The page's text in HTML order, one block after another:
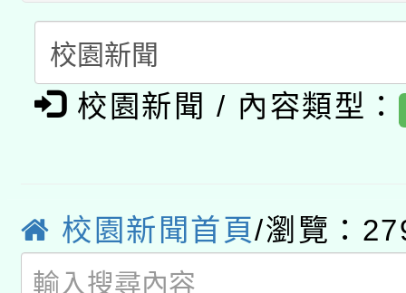
礎課程
A3數位素養講師名單
「數位內容與教學軟體
pilot」
有關大陸委員會函釋公
業技術研究院辦理「
用水績優單位及節水達
桃園市孔廟祈福系列
2026年桃園地景藝術
校園新聞 / 內容類型：
校園新聞首頁/瀏覽：